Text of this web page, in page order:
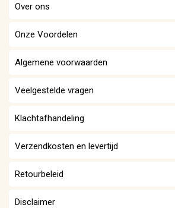
Over ons
Onze Voordelen
Algemene voorwaarden
Veelgestelde vragen
Klachtafhandeling
Verzendkosten en levertijd
Retourbeleid
Disclaimer